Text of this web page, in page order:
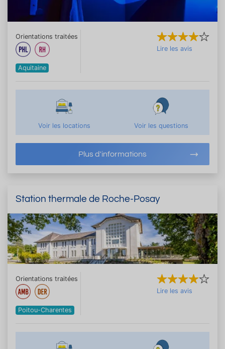
Orientations traitées
Aquitaine
Lire les avis
Voir les locations Voir les questions
Plus d'informations
Station thermale de Roche-Posay
Orientations traitées
Poitou-Charentes
Lire les avis